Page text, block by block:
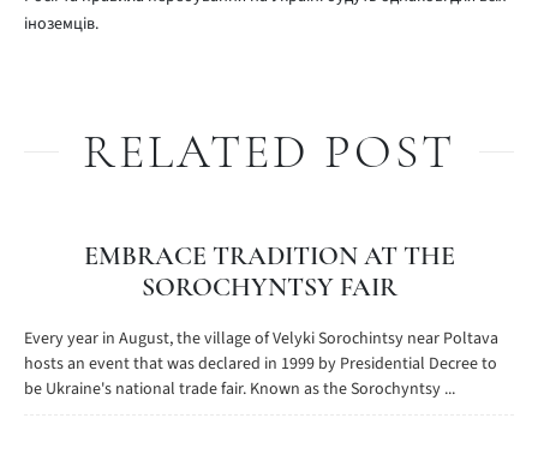
іноземців.
RELATED POST
EMBRACE TRADITION AT THE
SOROCHYNTSY FAIR
Every year in August, the village of Velyki Sorochintsy near Poltava
hosts an event that was declared in 1999 by Presidential Decree to
be Ukraine's national trade fair. Known as the Sorochyntsy ...